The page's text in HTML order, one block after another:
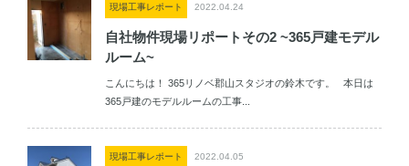
現場工事レポート 2022.04.24
自社物件現場リポートその2 ~365戸建モデル
ルーム~
こんにちは！ 365リノベ郡山スタジオの鈴木です。 本日は
365戸建のモデルルームの工事...
現場工事レポート 2022.04.05